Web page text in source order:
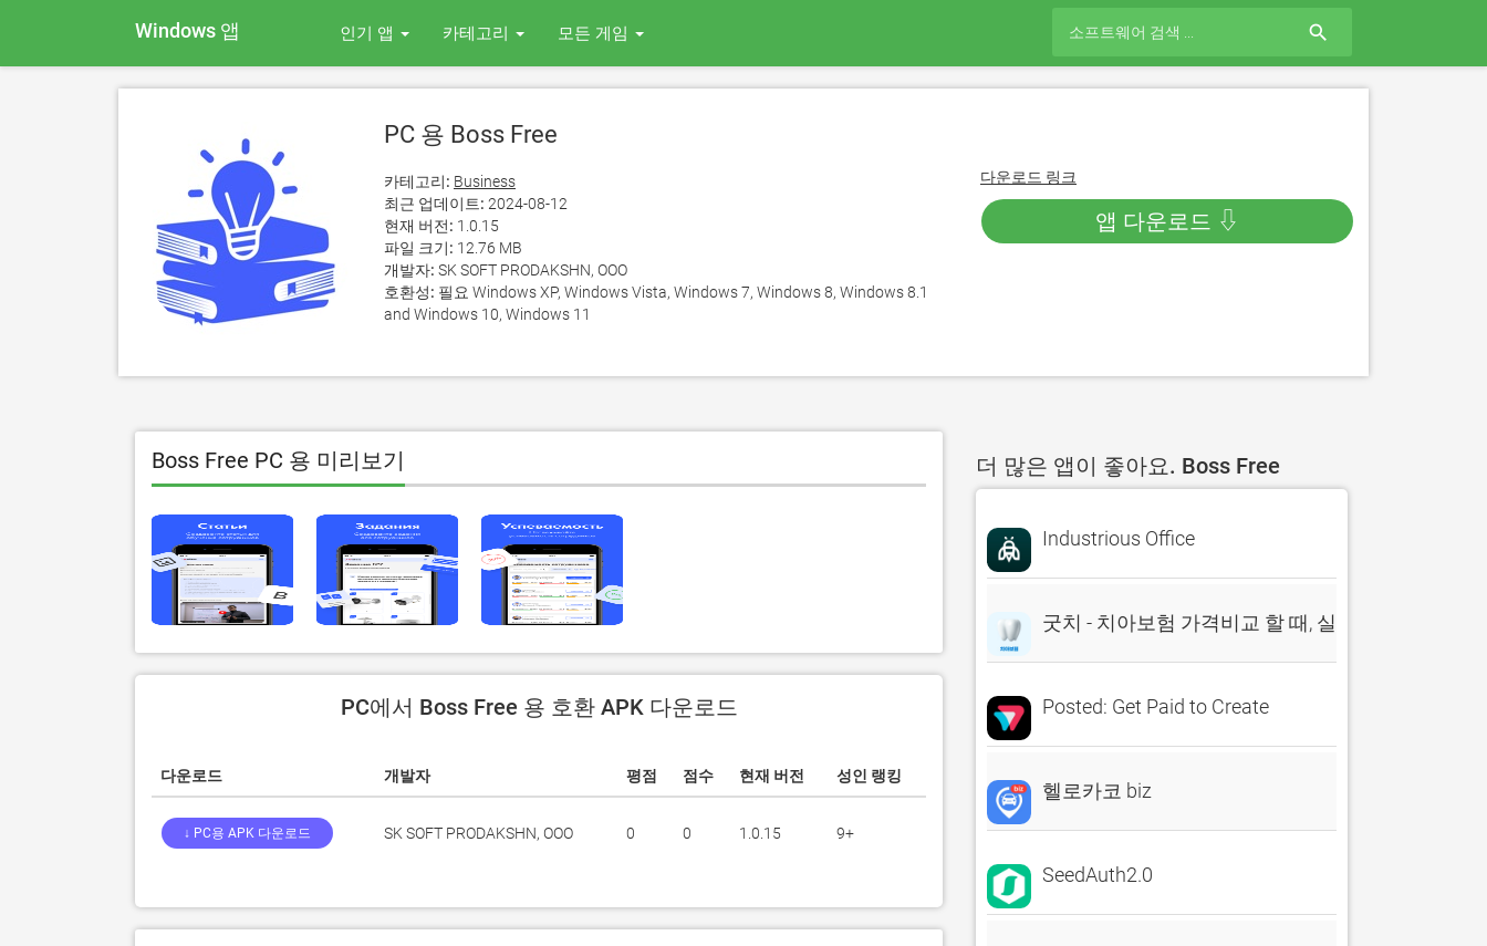
Windows 앱 인기 앱 카테고리 모든 게임 search
PC 용 Boss Free
카테고리: Business
최근 업데이트: 2024-08-12
현재 버전: 1.0.15
파일 크기: 12.76 MB
개발자: SK SOFT PRODAKSHN, OOO
호환성: 필요 Windows XP, Windows Vista, Windows 7, Windows 8, Windows 8.1
and Windows 10, Windows 11
다운로드 링크
앱 다운로드 ⇩
Boss Free PC 용 미리보기
PC에서 Boss Free 용 호환 APK 다운로드
다운로드 개발자 평점 점수 현재 버전 성인 랭킹
↓ PC용 APK 다운로드 SK SOFT PRODAKSHN, OOO 0 0 1.0.15 9+
더 많은 앱이 좋아요. Boss Free
Industrious Office
굿치 - 치아보험 가격비교 할 때, 실시간 비교견적 앱
Posted: Get Paid to Create
헬로카코 biz
SeedAuth2.0